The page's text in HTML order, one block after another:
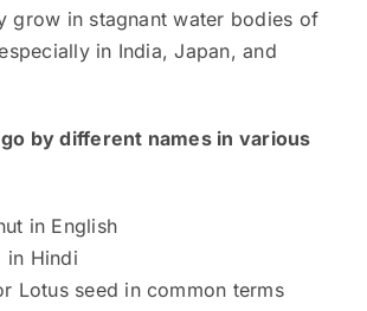
grow in stagnant water bodies of
in India, Japan, and
by different names in various
in English
in Hindi
Lotus seed in common terms